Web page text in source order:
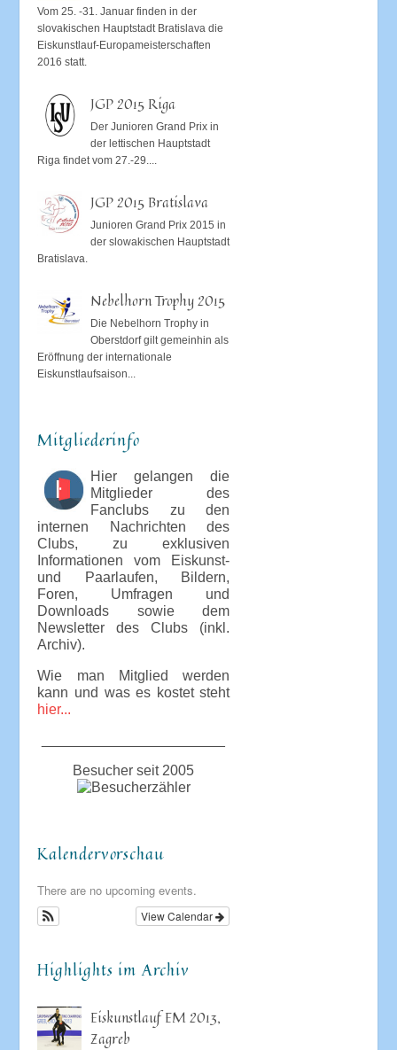
Vom 25. -31. Januar finden in der
slovakischen Hauptstadt Bratislava die
Eiskunstlauf-Europameisterschaften
2016 statt.
JGP 2015 Riga
Der Junioren Grand Prix in
der lettischen Hauptstadt
Riga findet vom 27.-29....
JGP 2015 Bratislava
Junioren Grand Prix 2015 in
der slowakischen Hauptstadt
Bratislava.
Nebelhorn Trophy 2015
Die Nebelhorn Trophy in
Oberstdorf gilt gemeinhin als
Eröffnung der internationale
Eiskunstlaufsaison...
Mitgliederinfo
Hier gelangen die
Mitglieder des
Fanclubs zu den
internen Nachrichten des
Clubs, zu exklusiven
Informationen vom Eiskunst-
und Paarlaufen, Bildern,
Foren, Umfragen und
Downloads sowie dem
Newsletter des Clubs (inkl.
Archiv).
Wie man Mitglied werden
kann und was es kostet steht
hier...
Besucher seit 2005
Kalendervorschau
There are no upcoming events.
View Calendar
Highlights im Archiv
Eiskunstlauf EM 2013,
Zagreb